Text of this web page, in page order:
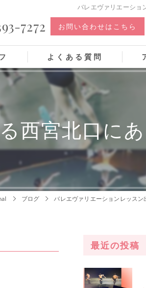
バレエヴァリエーショ
7272 お問い合わせはこちら
よくある質問
西宮北口に
ブログ バレエヴァリエーションレッス
最近の投稿